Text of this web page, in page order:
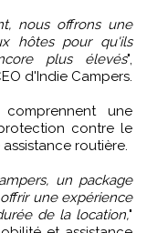
nous offrons une
hôtes pour qu'ils
plus élevés",
d'Indie Campers.
une
contre le
routière.
un package
une expérience
de la location,"